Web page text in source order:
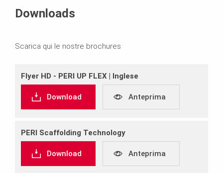
Downloads
Scarica qui le nostre brochures
Flyer HD - PERI UP FLEX | Inglese
Download Anteprima
PERI Scaffolding Technology
Download Anteprima